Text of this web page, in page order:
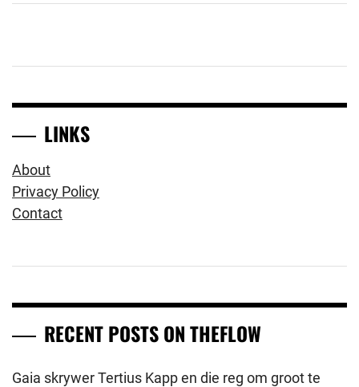
LINKS
About
Privacy Policy
Contact
RECENT POSTS ON THEFLOW
Gaia skrywer Tertius Kapp en die reg om groot te